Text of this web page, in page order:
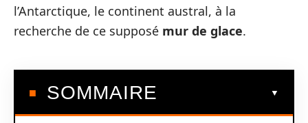
l’Antarctique, le continent austral, à la
recherche de ce supposé mur de glace.
SOMMAIRE